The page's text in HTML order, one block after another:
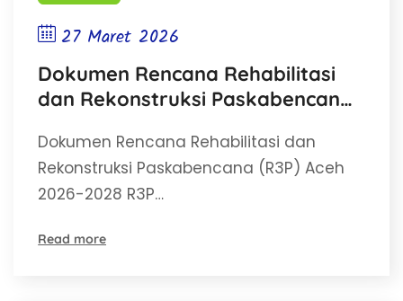
27 Maret 2026
Dokumen Rencana Rehabilitasi
dan Rekonstruksi Paskabencana
Dokumen Rencana Rehabilitasi dan
Rekonstruksi Paskabencana (R3P) Aceh
2026-2028 R3P…
Read more